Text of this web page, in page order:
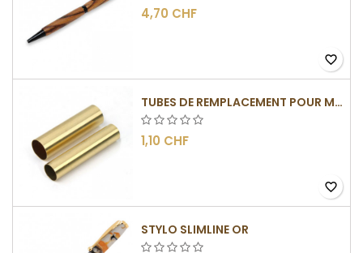
4,70 CHF
favorite_border
TUBES DE REMPLACEMENT POUR MÉCANISMES SLIMLINE
1,10 CHF
favorite_border
STYLO SLIMLINE OR